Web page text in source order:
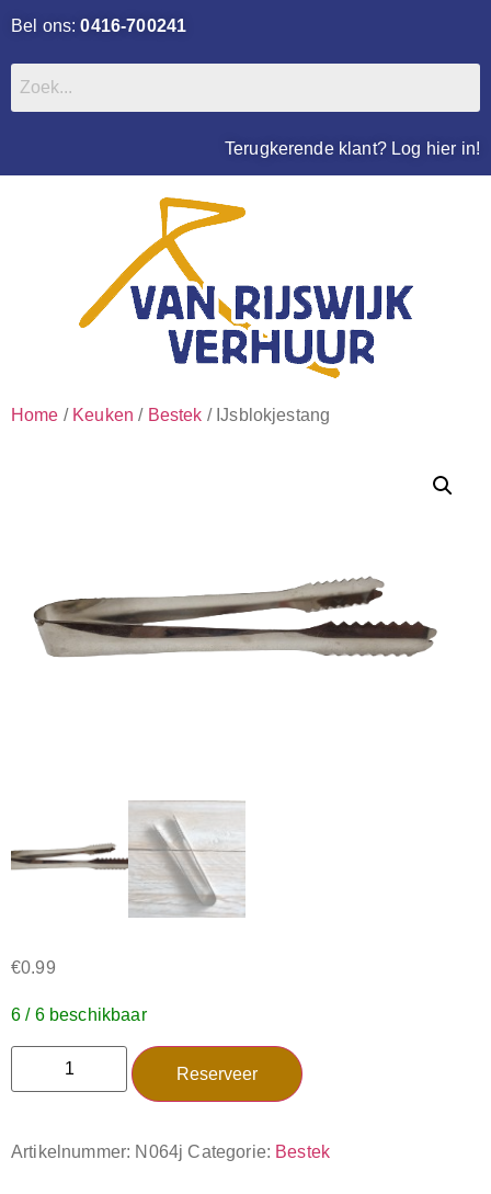
Bel ons:0416-700241
Terugkerende klant? Log hier in!
Home / Keuken / Bestek / IJsblokjestang
€0.99
6 / 6 beschikbaar
Reserveer
Artikelnummer: N064j Categorie: Bestek